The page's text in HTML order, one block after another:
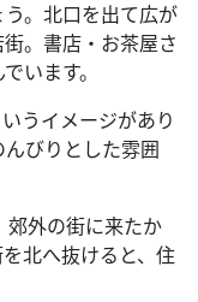
。北口を出て広が
。書店・お茶屋さ
います。
うイメージがあり
びりとした雰囲
郊外の街に来たか
北へ抜けると、住